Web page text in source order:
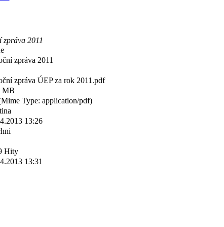
2011
zpráva 2011
zpráva ÚEP za rok 2011.pdf
MB
Type: application/pdf)
13:26
Hity
13:31